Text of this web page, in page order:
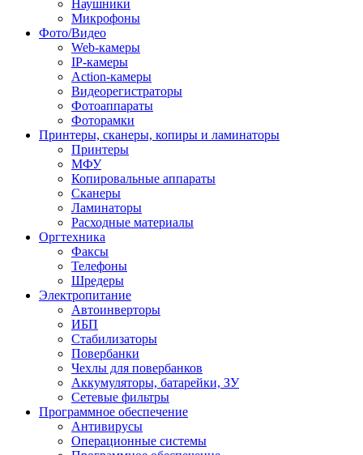
Наушники
Микрофоны
Фото/Видео
Web-камеры
IP-камеры
Action-камеры
Видеорегистраторы
Фотоаппараты
Фоторамки
Принтеры, сканеры, копиры и ламинаторы
Принтеры
МФУ
Копировальные аппараты
Сканеры
Ламинаторы
Расходные материалы
Оргтехника
Факсы
Телефоны
Шредеры
Электропитание
Автоинверторы
ИБП
Стабилизаторы
Повербанки
Чехлы для повербанков
Аккумуляторы, батарейки, ЗУ
Сетевые фильтры
Программное обеспечение
Антивирусы
Операционные системы